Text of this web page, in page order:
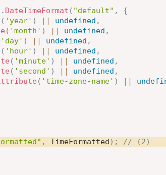
. DateTimeFormat ( "default" ,
{
( 'year' ) || undefined ,
( 'month' ) || undefined ,
'day' ) || undefined ,
( 'hour' ) || undefined ,
( 'minute' ) || undefined ,
( 'second' ) || undefined ,
( 'time-zone-name' ) ||
, TimeFormatted) ;
// (2)